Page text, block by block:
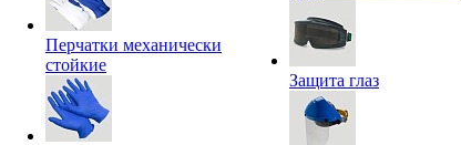
Перчатки механически
стойкие
Защита глаз